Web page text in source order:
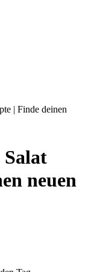
| Finde deinen
neuen